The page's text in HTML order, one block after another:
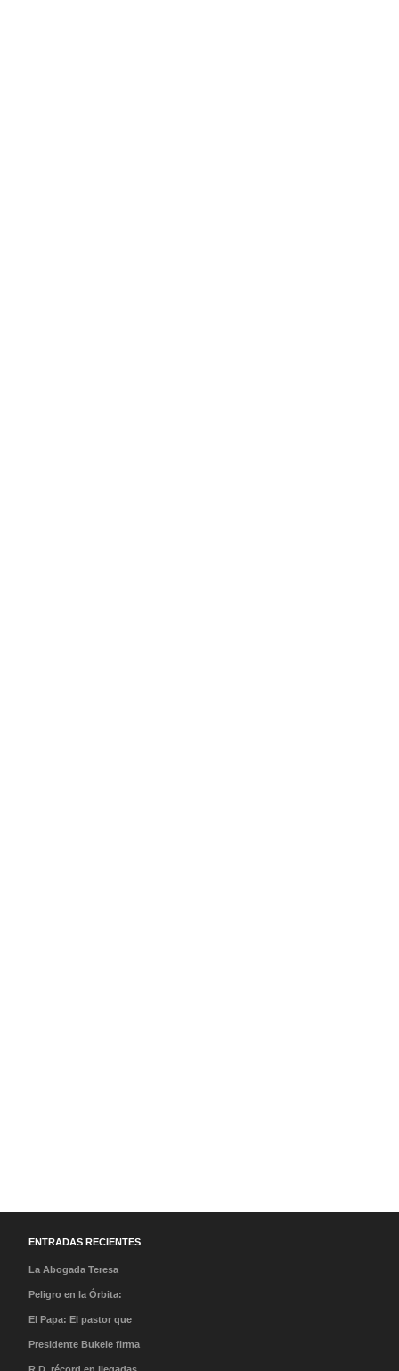
ENTRADAS RECIENTES
La Abogada Teresa
Stella Mera Gómez es la
Peligro en la Órbita:
¿Qué es la «Basura
El Papa: El pastor que
caminó en la tormenta y
el milagro de su llegada
Presidente Bukele firma
acuerdo que abre nueva